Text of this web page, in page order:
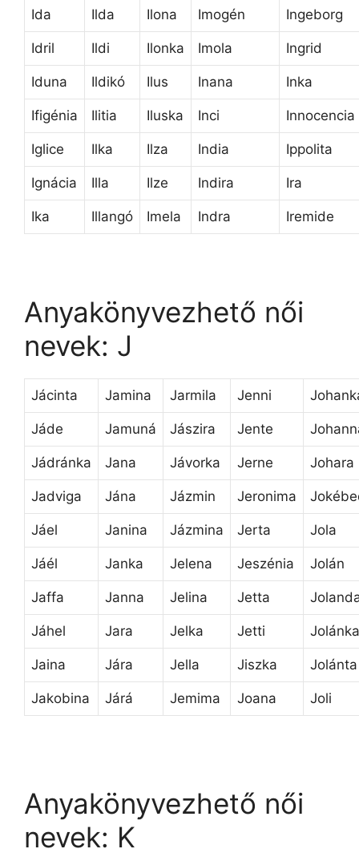
Ida Ilda Ilona Imogén Ingeborg
Idril Ildi Ilonka Imola Ingrid
Iduna Ildikó Ilus Inana Inka
Ifigénia Ilitia Iluska Inci Innocencia
Iglice Ilka Ilza India Ippolita
Ignácia Illa Ilze Indira Ira
Ika Illangó Imela Indra Iremide
Anyakönyvezhető női
nevek: J
Jácinta Jamina Jarmila Jenni
Jáde Jamuná Jászira Jente
Jádránka Jana Jávorka Jerne Johara
Jadviga Jána Jázmin Jeronima
Jáel Janina Jázmina Jerta Jola
Jáél Janka Jelena Jeszénia Jolán
Jaffa Janna Jelina Jetta
Jáhel Jara Jelka Jetti Jolánka
Jaina Jára Jella Jiszka Jolánta
Jakobina Járá Jemima Joana Joli
Anyakönyvezhető női
nevek: K